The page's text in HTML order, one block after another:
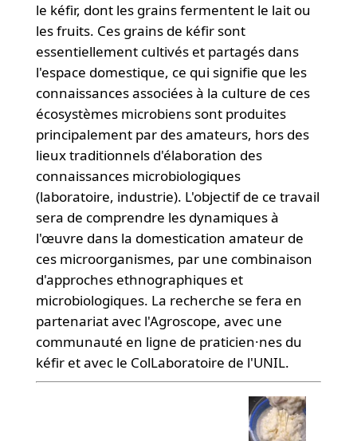
le kéfir, dont les grains fermentent le lait ou
les fruits. Ces grains de kéfir sont
essentiellement cultivés et partagés dans
l'espace domestique, ce qui signifie que les
connaissances associées à la culture de ces
écosystèmes microbiens sont produites
principalement par des amateurs, hors des
lieux traditionnels d'élaboration des
connaissances microbiologiques
(laboratoire, industrie). L'objectif de ce travail
sera de comprendre les dynamiques à
l'œuvre dans la domestication amateur de
ces microorganismes, par une combinaison
d'approches ethnographiques et
microbiologiques. La recherche se fera en
partenariat avec l'Agroscope, avec une
communauté en ligne de praticien·nes du
kéfir et avec le ColLaboratoire de l'UNIL.